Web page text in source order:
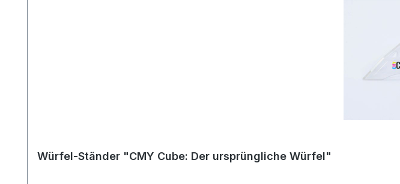
Würfel-Ständer "CMY Cube: Der ursprüngliche Würfel"